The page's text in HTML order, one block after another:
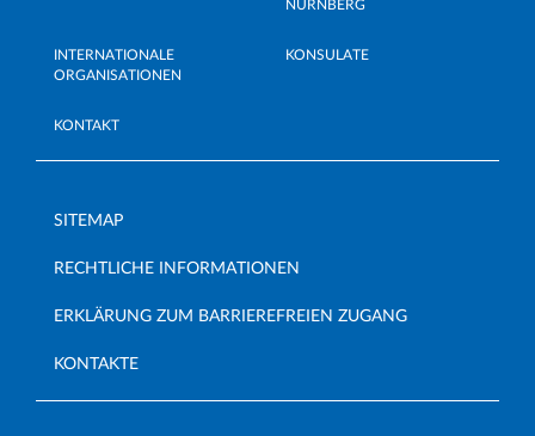
NÜRNBERG
INTERNATIONALE
ORGANISATIONEN
KONSULATE
KONTAKT
SITEMAP
RECHTLICHE INFORMATIONEN
ERKLÄRUNG ZUM BARRIEREFREIEN ZUGANG
KONTAKTE